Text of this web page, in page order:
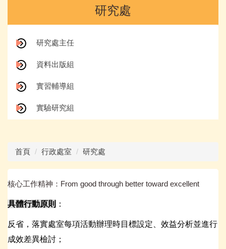
研究處
研究處主任
資料出版組
實習輔導組
實驗研究組
首頁 行政處室 研究處
核心工作精神：From good through better toward excellent
具體行動原則 ：
反省，落實處室每項活動辦理時目標設定、效益分析並進行
成效差異檢討；